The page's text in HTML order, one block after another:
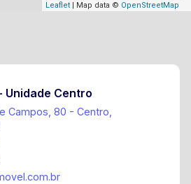
Leaflet | Map data © OpenStreetMap
Unidade Centro
Campos, 80 - Centro,